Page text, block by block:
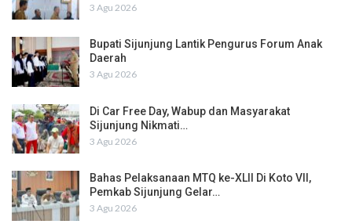
3 Agu 2026
Bupati Sijunjung Lantik Pengurus Forum Anak
Daerah
3 Agu 2026
Di Car Free Day, Wabup dan Masyarakat
Sijunjung Nikmati…
3 Agu 2026
Bahas Pelaksanaan MTQ ke-XLII Di Koto VII,
Pemkab Sijunjung Gelar…
3 Agu 2026